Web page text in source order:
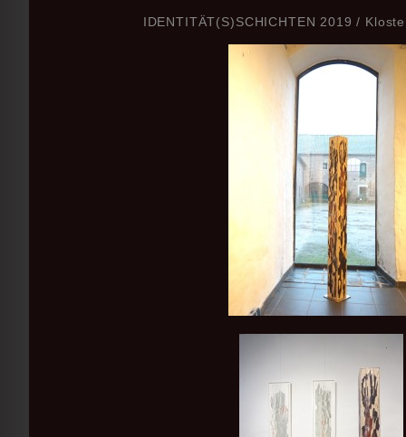
IDENTITÄT(S)SCHICHTEN 2019 /